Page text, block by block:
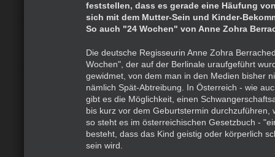
feststellen, dass es gerade eine Häufung
sich mit dem Mutter-Sein und Kinder-
So auch "24 Wochen" von Anne Zohra
Die deutsche Regisseurin Anne Zohra
Wochen", der auf der Berlinale uraufgeführt
gewidmet, von dem man in den Medien bisher
nämlich Spät-Abtreibung. In Österreich - wie
gibt es die Möglichkeit, einen
bis kurz vor dem Geburtstermin durchzuführen,
so steht es im österreichischen Gesetzbuch -
besteht, dass das Kind geistig oder körperlich
sein wird.